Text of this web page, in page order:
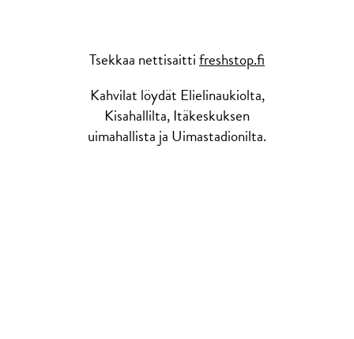
Tsekkaa nettisaittifreshstop.fi
Kahvilat löydät Elielinaukiolta,
Kisahallilta, Itäkeskuksen
uimahallista ja Uimastadionilta.